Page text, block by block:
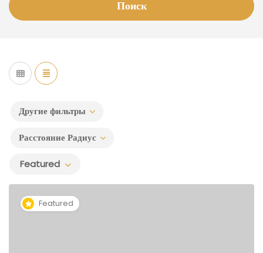
Поиск
Другие фильтры
Расстояние Радиус
Featured
Featured